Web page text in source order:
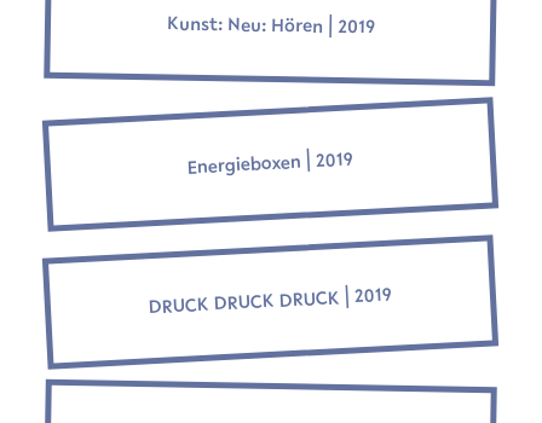
Kunst: Neu: Hören ⎜2019
Energieboxen ⎜2019
DRUCK DRUCK DRUCK ⎜2019